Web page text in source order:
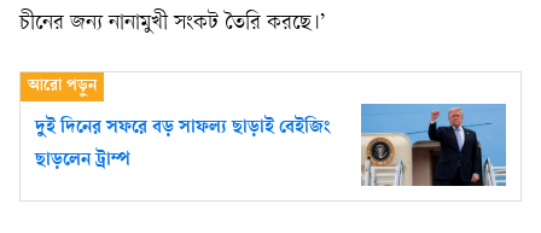
চীনের জন্য নানামুখী সংকট তৈরি করছে।’
দুই দিনের সফরে বড় সাফল্য ছাড়াই বেইজিং
ছাড়লেন ট্রাম্প